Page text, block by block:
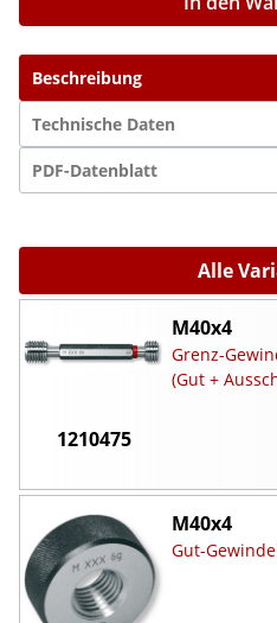
Beschreibung
Technische Daten
PDF-Datenblatt
Alle
M40x4
Grenz-
(Gut +
1210475
M40x4
Gut-